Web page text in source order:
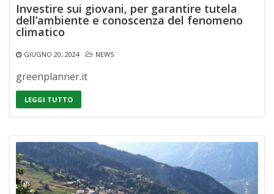
Investire sui giovani, per garantire tutela
dell’ambiente e conoscenza del fenomeno
climatico
GIUGNO 20, 2024 NEWS
greenplanner.it
LEGGI TUTTO